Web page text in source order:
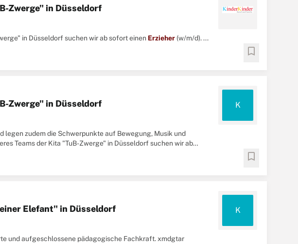
Zwerge" in Düsseldorf
in Düsseldorf suchen wir ab sofort einen Erzieher (w/m/d). ...
bookmark
Zwerge" in Düsseldorf K
legen zudem die Schwerpunkte auf Bewegung, Musik und
Teams der Kita "TuB-Zwerge" in Düsseldorf suchen wir ab
bookmark
Elefant" in Düsseldorf K
und aufgeschlossene pädagogische Fachkraft. xmdgtar